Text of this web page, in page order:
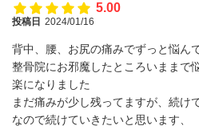
5.00
投稿日 2024/01/16
背中、腰、お尻の痛みでずっと悩ん
整骨院にお邪魔したところいままで
楽になりました
まだ痛みが少し残ってますが、続け
なので続けていきたいと思います、